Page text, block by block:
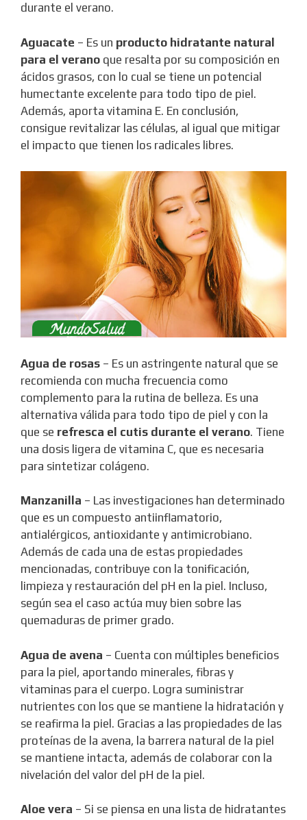
durante el verano.
Aguacate – Es un producto hidratante natural
para el verano que resalta por su composición en
ácidos grasos, con lo cual se tiene un potencial
humectante excelente para todo tipo de piel.
Además, aporta vitamina E. En conclusión,
consigue revitalizar las células, al igual que mitigar
el impacto que tienen los radicales libres.
Agua de rosas – Es un astringente natural que se
recomienda con mucha frecuencia como
complemento para la rutina de belleza. Es una
alternativa válida para todo tipo de piel y con la
que se refresca el cutis durante el verano. Tiene
una dosis ligera de vitamina C, que es necesaria
para sintetizar colágeno.
Manzanilla – Las investigaciones han determinado
que es un compuesto antiinflamatorio,
antialérgicos, antioxidante y antimicrobiano.
Además de cada una de estas propiedades
mencionadas, contribuye con la tonificación,
limpieza y restauración del pH en la piel. Incluso,
según sea el caso actúa muy bien sobre las
quemaduras de primer grado.
Agua de avena – Cuenta con múltiples beneficios
para la piel, aportando minerales, fibras y
vitaminas para el cuerpo. Logra suministrar
nutrientes con los que se mantiene la hidratación y
se reafirma la piel. Gracias a las propiedades de las
proteínas de la avena, la barrera natural de la piel
se mantiene intacta, además de colaborar con la
nivelación del valor del pH de la piel.
Aloe vera – Si se piensa en una lista de hidratantes